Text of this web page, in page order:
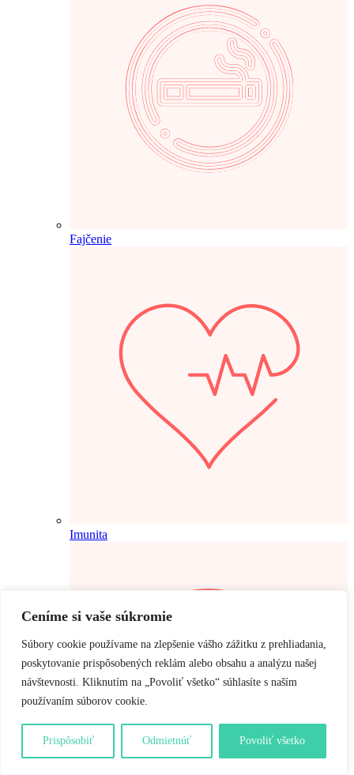
Ceníme si vaše súkromie
Súbory cookie používame na zlepšenie vášho zážitku z prehliadania,
poskytovanie prispôsobených reklám alebo obsahu a analýzu našej
návštevnosti. Kliknutím na „Povoliť všetko“ súhlasíte s naším
používaním súborov cookie.
Prispôsobiť Odmietnúť Povoliť všetko
Fajčenie
Imunita